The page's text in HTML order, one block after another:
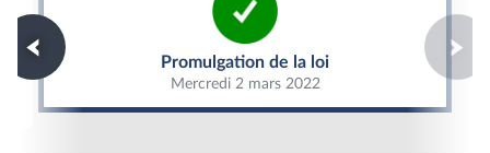
Promulgation de la loi
Mercredi 2 mars 2022
Promulgation de la loi